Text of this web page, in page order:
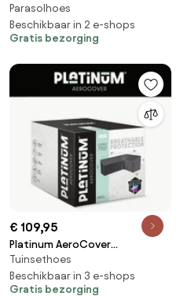
Parasolhoes
middenstokparasol H165x25/35
Parasolhoes
Beschikbaar in 2 e-shops
Gratis bezorging
€ 109,95
Platinum AeroCover
Loungesethoes hoekset rechts
270x210x85xH65/90
Tuinsethoes
Beschikbaar in 3 e-shops
Gratis bezorging